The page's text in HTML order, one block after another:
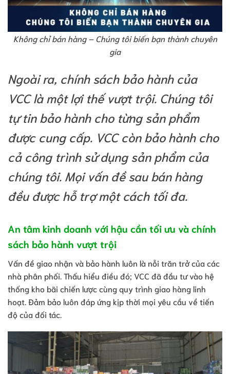
Không chỉ bán hàng – Chúng tôi biến bạn thành chuyên
gia
Ngoài ra, chính sách bảo hành của
VCC là một lợi thế vượt trội. Chúng tôi
tự tin bảo hành cho từng sản phẩm
được cung cấp. VCC còn bảo hành cho
cả công trình sử dụng sản phẩm của
chúng tôi. Mọi vấn đề sau bán hàng
đều được hỗ trợ một cách tối đa.
An tâm kinh doanh với hậu cần tối ưu và chính
sách bảo hành vượt trội
Vấn đề giao nhận và bảo hành luôn là nỗi trăn trở của các
nhà phân phối. Thấu hiểu điều đó; VCC đã đầu tư vào hệ
thống kho bãi chiến lược cùng quy trình giao hàng linh
hoạt. Đảm bảo luôn đáp ứng kịp thời mọi yêu cầu về tiến
độ của đối tác.